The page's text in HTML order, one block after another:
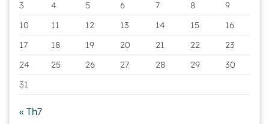
3
4 5 6 7 8
9
10
11 12 13 14 15
16
17
18 19 20 21 22
23
24
25 26 27 28 29
30
31
« Th7